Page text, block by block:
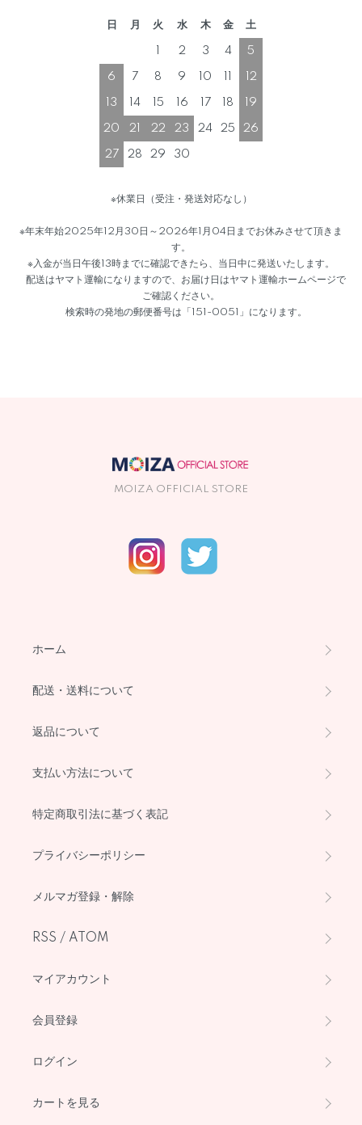
日 月 火 水 木 金 土
2 3 4 5
6 7 8 9 10 12
13 14 15 16 17 18 19
20 21 22 23 24 25 26
27 28 29 30
※休業日（受注・発送対応なし）
※年末年始2025年12月30日～2026年1月04日までお休みさせて頂きま
す。
※入金が当日午後13時までに確認できたら、当日中に発送いたします。
配送はヤマト運輸になりますので、お届け日はヤマト運輸ホームページで
ご確認ください。
検索時の発地の郵便番号は「151-0051」になります。
MOIZA OFFICIAL STORE
ホーム
配送・送料について
返品について
支払い方法について
特定商取引法に基づく表記
プライバシーポリシー
メルマガ登録・解除
RSS / ATOM
マイアカウント
会員登録
ログイン
カートを見る